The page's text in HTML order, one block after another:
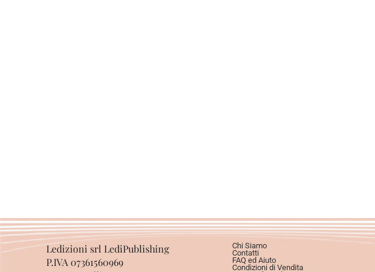
Ledizioni srl LediPublishing
P.IVA 07361560969
Chi Siamo
Contatti
FAQ ed Aiuto
Condizioni di Vendita